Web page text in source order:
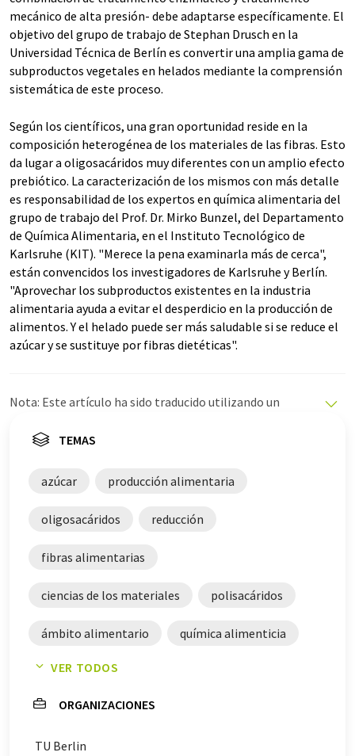
mecánico de alta presión- debe adaptarse específicamente. El
objetivo del grupo de trabajo de Stephan Drusch en la
Universidad Técnica de Berlín es convertir una amplia gama de
subproductos vegetales en helados mediante la comprensión
sistemática de este proceso.
Según los científicos, una gran oportunidad reside en la
composición heterogénea de los materiales de las fibras. Esto
da lugar a oligosacáridos muy diferentes con un amplio efecto
prebiótico. La caracterización de los mismos con más detalle
es responsabilidad de los expertos en química alimentaria del
grupo de trabajo del Prof. Dr. Mirko Bunzel, del Departamento
de Química Alimentaria, en el Instituto Tecnológico de
Karlsruhe (KIT). "Merece la pena examinarla más de cerca",
están convencidos los investigadores de Karlsruhe y Berlín.
"Aprovechar los subproductos existentes en la industria
alimentaria ayuda a evitar el desperdicio en la producción de
alimentos. Y el helado puede ser más saludable si se reduce el
azúcar y se sustituye por fibras dietéticas".
Nota: Este artículo ha sido traducido utilizando un
ofrece estas traducciones automáticas para presentar
este artículo ha sido traducido con traducción
automática, es posible que contenga errores de
vocabulario, sintaxis o gramática. El artículo original en
Alemán se puede encontrar
TEMAS
azúcar producción alimentaria
oligosacáridos reducción
fibras alimentarias
ciencias de los materiales polisacáridos
ámbito alimentario química alimenticia
guisantes
VER TODOS
ORGANIZACIONES
TU Berlin